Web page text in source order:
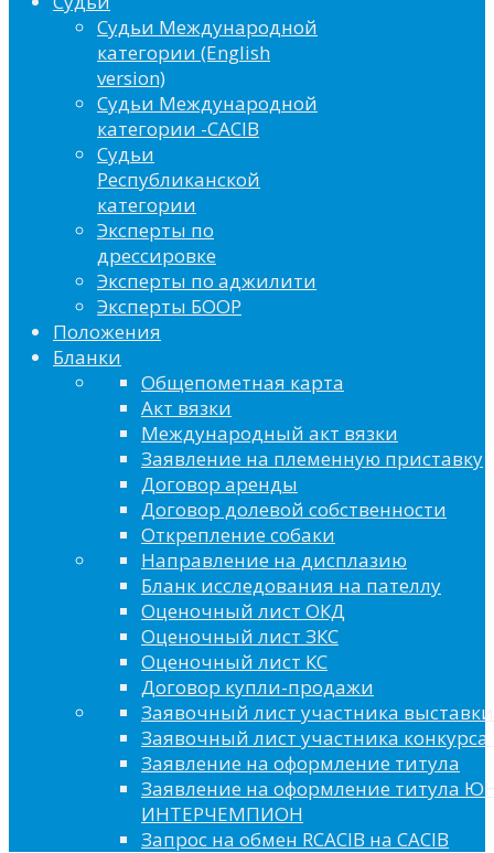
Судьи Международной
категории (English
version)
Судьи Международной
категории -CACIB
Судьи
Республиканской
категории
Эксперты по
дрессировке
Эксперты по аджилити
Эксперты БООР
Положения
Бланки
Общепометная карта
Акт вязки
Международный акт вязки
Заявление на племенную приставку
Договор аренды
Договор долевой собственности
Открепление собаки
Направление на дисплазию
Бланк исследования на пателлу
Оценочный лист ОКД
Оценочный лист ЗКС
Оценочный лист КС
Договор купли-продажи
Заявочный лист участника выставки
Заявочный лист участника конкурса
Заявление на оформление титула
Заявление на оформление титула
ИНТЕРЧЕМПИОН
Запрос на обмен RCACIB на CACIB